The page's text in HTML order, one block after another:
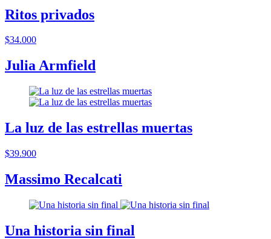
Ritos privados
$34.000
Julia Armfield
La luz de las estrellas muertas
$39.900
Massimo Recalcati
Una historia sin final